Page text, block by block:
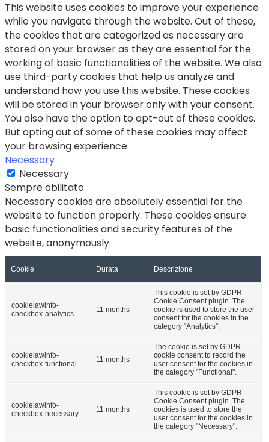
This website uses cookies to improve your experience
while you navigate through the website. Out of these,
the cookies that are categorized as necessary are
stored on your browser as they are essential for the
working of basic functionalities of the website. We also
use third-party cookies that help us analyze and
understand how you use this website. These cookies
will be stored in your browser only with your consent.
You also have the option to opt-out of these cookies.
But opting out of some of these cookies may affect
your browsing experience.
Necessary
Necessary
Sempre abilitato
Necessary cookies are absolutely essential for the
website to function properly. These cookies ensure
basic functionalities and security features of the
website, anonymously.
Cookie Durata Descrizione
cookielawinfo-
checkbox-analytics
11 months
This cookie is set by GDPR
Cookie Consent plugin. The
cookie is used to store the user
consent for the cookies in the
category "Analytics".
cookielawinfo-
checkbox-functional
11 months
The cookie is set by GDPR
cookie consent to record the
user consent for the cookies in
the category "Functional".
cookielawinfo-
checkbox-necessary
11 months
This cookie is set by GDPR
Cookie Consent plugin. The
cookies is used to store the
user consent for the cookies in
the category "Necessary".